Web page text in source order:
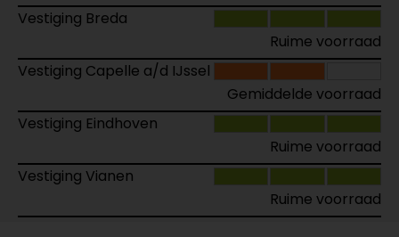
Vestiging Breda
Ruime voorraad
Vestiging Capelle a/d IJssel
Gemiddelde voorraad
Vestiging Eindhoven
Ruime voorraad
Vestiging Vianen
Ruime voorraad